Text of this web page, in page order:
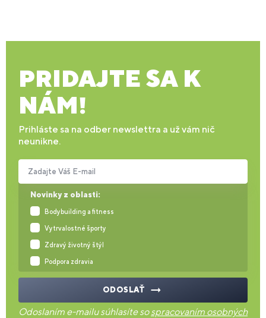
PRIDAJTE SA K
NÁM!
Prihláste sa na odber newslettra a už vám nič
neunikne.
Novinky z oblasti:
Bodybuilding a fitness
Vytrvalostné športy
Zdravý životný štýl
Podpora zdravia
Zadajte Váš E-mail
ODOSLAŤ
Odoslaním e-mailu súhlasíte sospracovaním osobných